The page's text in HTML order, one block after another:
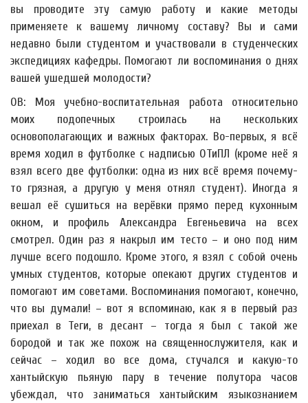
вы проводите эту самую работу и какие методы
применяете к вашему личному составу? Вы и сами
недавно были студентом и участвовали в студенческих
экспедициях кафедры. Помогают ли воспоминания о днях
вашей ушедшей молодости?
ОВ: Моя учебно-воспитательная работа относительно
моих подопечных строилась на нескольких
основополагающих и важных факторах. Во-первых, я всё
время ходил в футболке с надписью ОТиПЛ (кроме неё я
взял всего две футболки: одна из них всё время почему-
то грязная, а другую у меня отнял студент). Иногда я
вешал её сушиться на верёвки прямо перед кухонным
окном, и профиль Александра Евгеньевича на всех
смотрел. Один раз я накрыл им тесто – и оно под ним
лучше всего подошло. Кроме этого, я взял с собой очень
умных студентов, которые опекают других студентов и
помогают им советами. Воспоминания помогают, конечно,
что вы думали! – вот я вспоминаю, как я в первый раз
приехал в Теги, в десант – тогда я был с такой же
бородой и так же похож на священнослужителя, как и
сейчас – ходил во все дома, стучался и какую-то
хантыйскую пьяную пару в течение полутора часов
убеждал, что заниматься хантыйским языкознанием